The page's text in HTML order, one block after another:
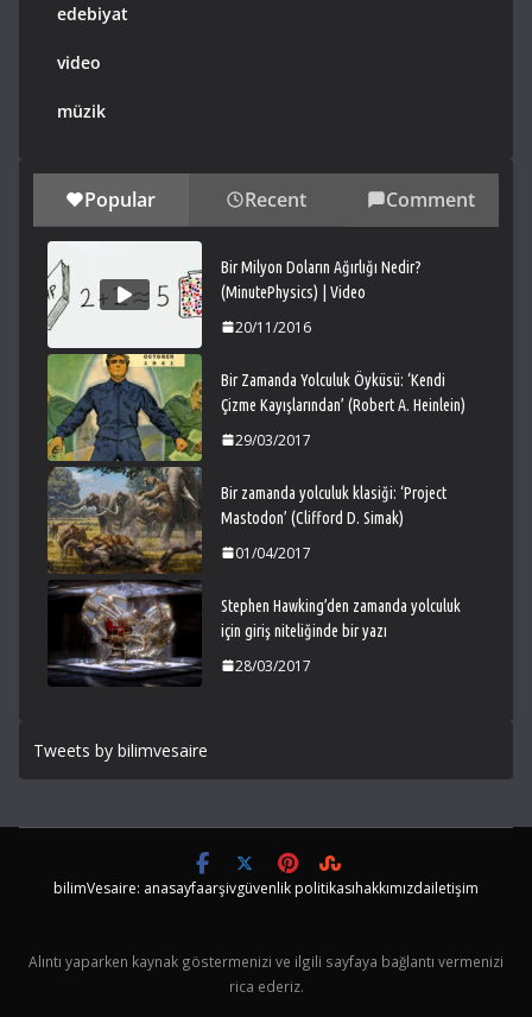
edebiyat
video
müzik
Popular Recent Comment
Bir Milyon Doların Ağırlığı Nedir?
(MinutePhysics) | Video
20/11/2016
Bir Zamanda Yolculuk Öyküsü: ‘Kendi
Çizme Kayışlarından’ (Robert A. Heinlein)
29/03/2017
Bir zamanda yolculuk klasiği: ‘Project
Mastodon’ (Clifford D. Simak)
01/04/2017
Stephen Hawking’den zamanda yolculuk
için giriş niteliğinde bir yazı
28/03/2017
Tweets by bilimvesaire
bilimVesaire: anasayfaarşivgüvenlik politikasıhakkımızdailetişim
Alıntı yaparken kaynak göstermenizi ve ilgili sayfaya bağlantı vermenizi
rica ederiz.